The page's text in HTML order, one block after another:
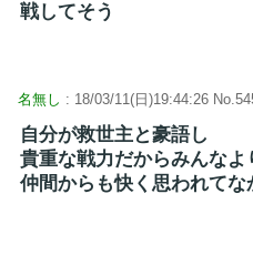
戦してそう
名無し : 18/03/11(日)19:44:26
自分が救世主と豪語し
貴重な戦力だからみんな
仲間からも快く思われてな